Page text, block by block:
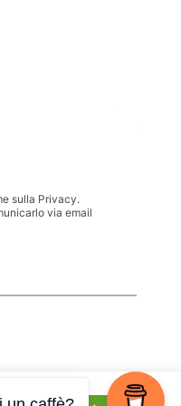
sulla Privacy.
via email